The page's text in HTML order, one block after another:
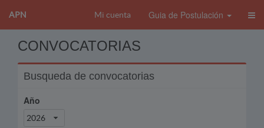
APN Mi cuenta Guia de Postulación
CONVOCATORIAS
Busqueda de convocatorias
Año
2026